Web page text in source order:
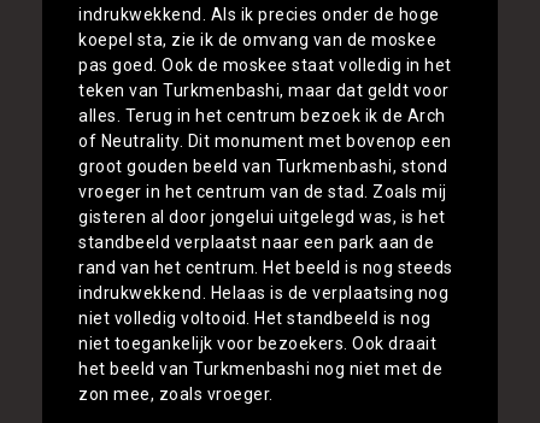
indrukwekkend. Als ik precies onder de hoge
koepel sta, zie ik de omvang van de moskee
pas goed. Ook de moskee staat volledig in het
teken van Turkmenbashi, maar dat geldt voor
alles. Terug in het centrum bezoek ik de Arch
of Neutrality. Dit monument met bovenop een
groot gouden beeld van Turkmenbashi, stond
vroeger in het centrum van de stad. Zoals mij
gisteren al door jongelui uitgelegd was, is het
standbeeld verplaatst naar een park aan de
rand van het centrum. Het beeld is nog steeds
indrukwekkend. Helaas is de verplaatsing nog
niet volledig voltooid. Het standbeeld is nog
niet toegankelijk voor bezoekers. Ook draait
het beeld van Turkmenbashi nog niet met de
zon mee, zoals vroeger.